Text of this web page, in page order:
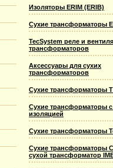
Изоляторы ERIM (ERIB)
Сухие трансформаторы
TecSystem реле и
трансформаторов
Аксессуары для сухих
трансформаторов
Сухие трансформаторы
Сухие трансформаторы с
изоляцией
Сухие трансформаторы
Сухие трансформаторы
сухой трансформатор